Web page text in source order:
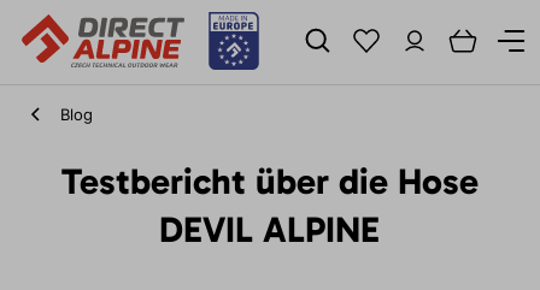
Blog
Testbericht über die Hose
DEVIL ALPINE